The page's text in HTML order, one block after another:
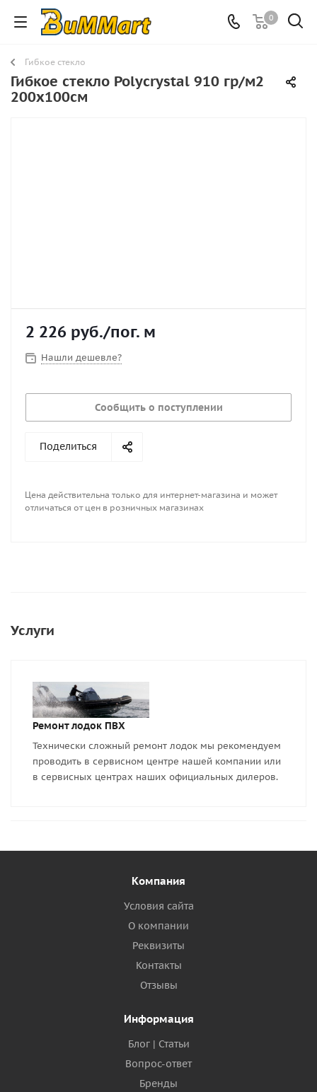
0
Гибкое стекло
Гибкое стекло Polycrystal 910 гр/м2
200х100см
2 226 руб./пог. м
Нашли дешевле?
Сообщить о поступлении
Поделиться
Цена действительна только для интернет-магазина и может
отличаться от цен в розничных магазинах
Услуги
Ремонт лодок ПВХ
Технически сложный ремонт лодок мы рекомендуем
проводить в сервисном центре нашей компании или
в сервисных центрах наших официальных дилеров.
Компания
Условия сайта
О компании
Реквизиты
Контакты
Отзывы
Информация
Блог | Статьи
Вопрос-ответ
Бренды